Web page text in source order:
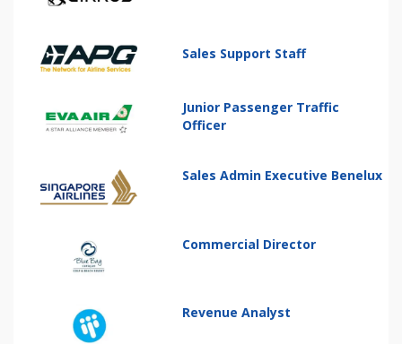
Sales Support Staff
Junior Passenger Traffic
Officer
Sales Admin Executive Benelux
Commercial Director
Revenue Analyst